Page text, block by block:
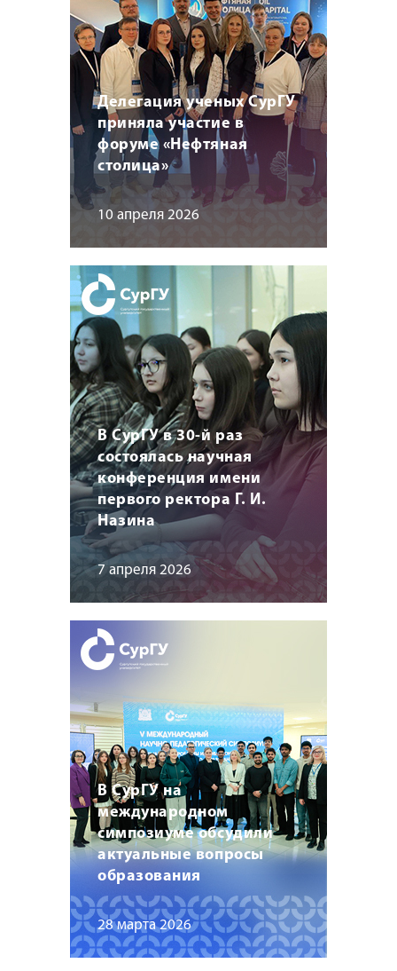
Делегация ученых СурГУ
приняла участие в
форуме «Нефтяная
столица»
10 апреля 2026
В СурГУ в 30-й раз
состоялась научная
конференция имени
первого ректора Г. И.
Назина
7 апреля 2026
В СурГУ на
международном
симпозиуме обсудили
актуальные вопросы
образования
28 марта 2026